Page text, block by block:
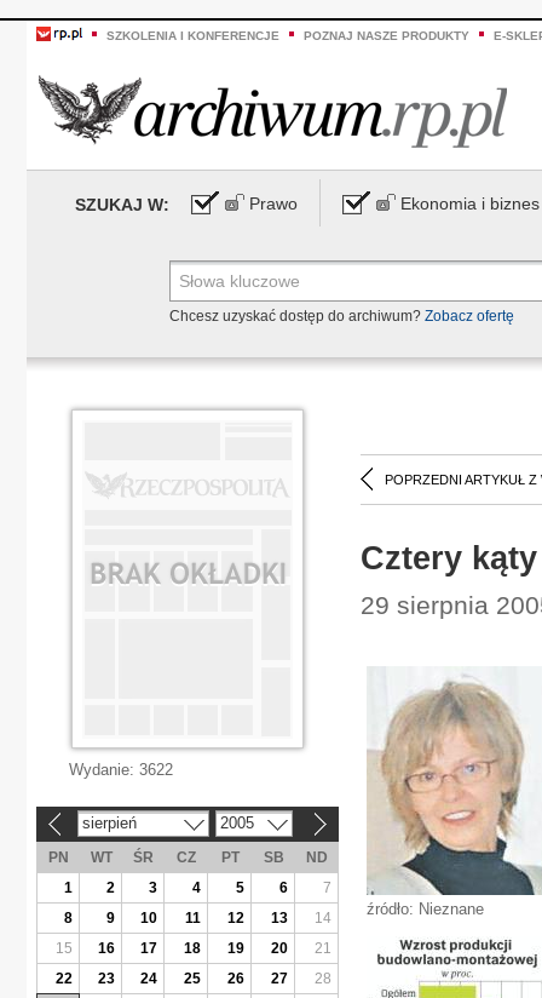
SZKOLENIA I KONFERENCJE POZNAJ NASZE PRODUKTY E-
SZUKAJ W: Prawo Ekonomia i biznes
Chcesz uzyskać dostęp do archiwum? Zobacz ofertę
POPRZEDNI ARTYKUŁ Z
Cztery
29 sierpnia
źródło: Nieznane
Wydanie: 3622
sierpień 2005
PN WT ŚR CZ PT SB
ND
1
2 3 4 5 6
7
8
9 10 11 12 13
14
15
16 17 18 19 20
21
22
23 24 25 26 27
28